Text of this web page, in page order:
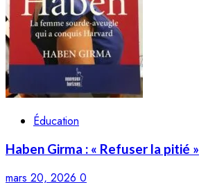
Éducation
Haben Girma : « Refuser la pitié »
mars 20, 2026 0